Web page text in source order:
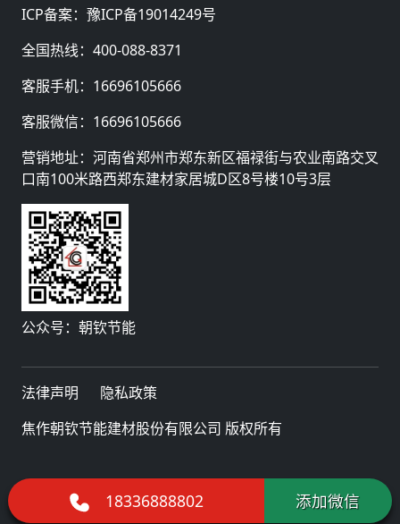
ICP备案： 豫ICP备19014249号
全国热线： 400-088-8371
客服手机： 16696105666
客服微信： 16696105666
营销地址：河南省郑州市郑东新区福禄街与农业南路交叉
口南100米路西郑东建材家居城D区8号楼10号3层
公众号：朝钦节能
法律声明
隐私政策
焦作朝钦节能建材股份有限公司 版权所有
18336888802 添加微信